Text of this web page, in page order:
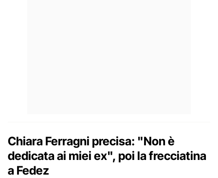
Chiara Ferragni precisa: "Non è
dedicata ai miei ex", poi la frecciatina
a Fedez